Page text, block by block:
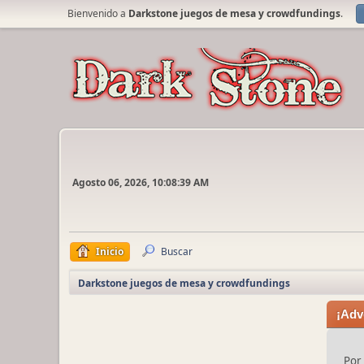
Bienvenido a Darkstone juegos de mesa y crowdfundings.
Agosto 06, 2026, 10:08:39 AM
Inicio Buscar
Darkstone juegos de mesa y crowdfundings